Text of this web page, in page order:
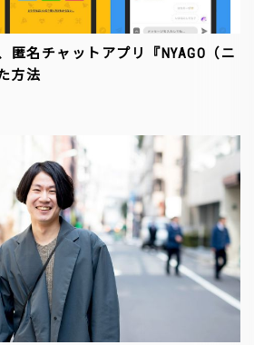
匿名チャットアプリ『NYAGO（ニ
方法